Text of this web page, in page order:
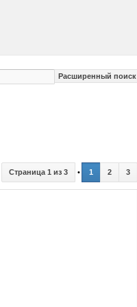
Расширенный поиск
Страница 1 из 3 • 1 2 3